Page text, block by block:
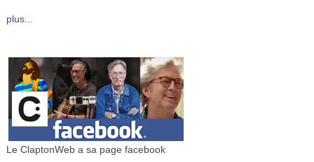
plus...
Le ClaptonWeb a sa page facebook